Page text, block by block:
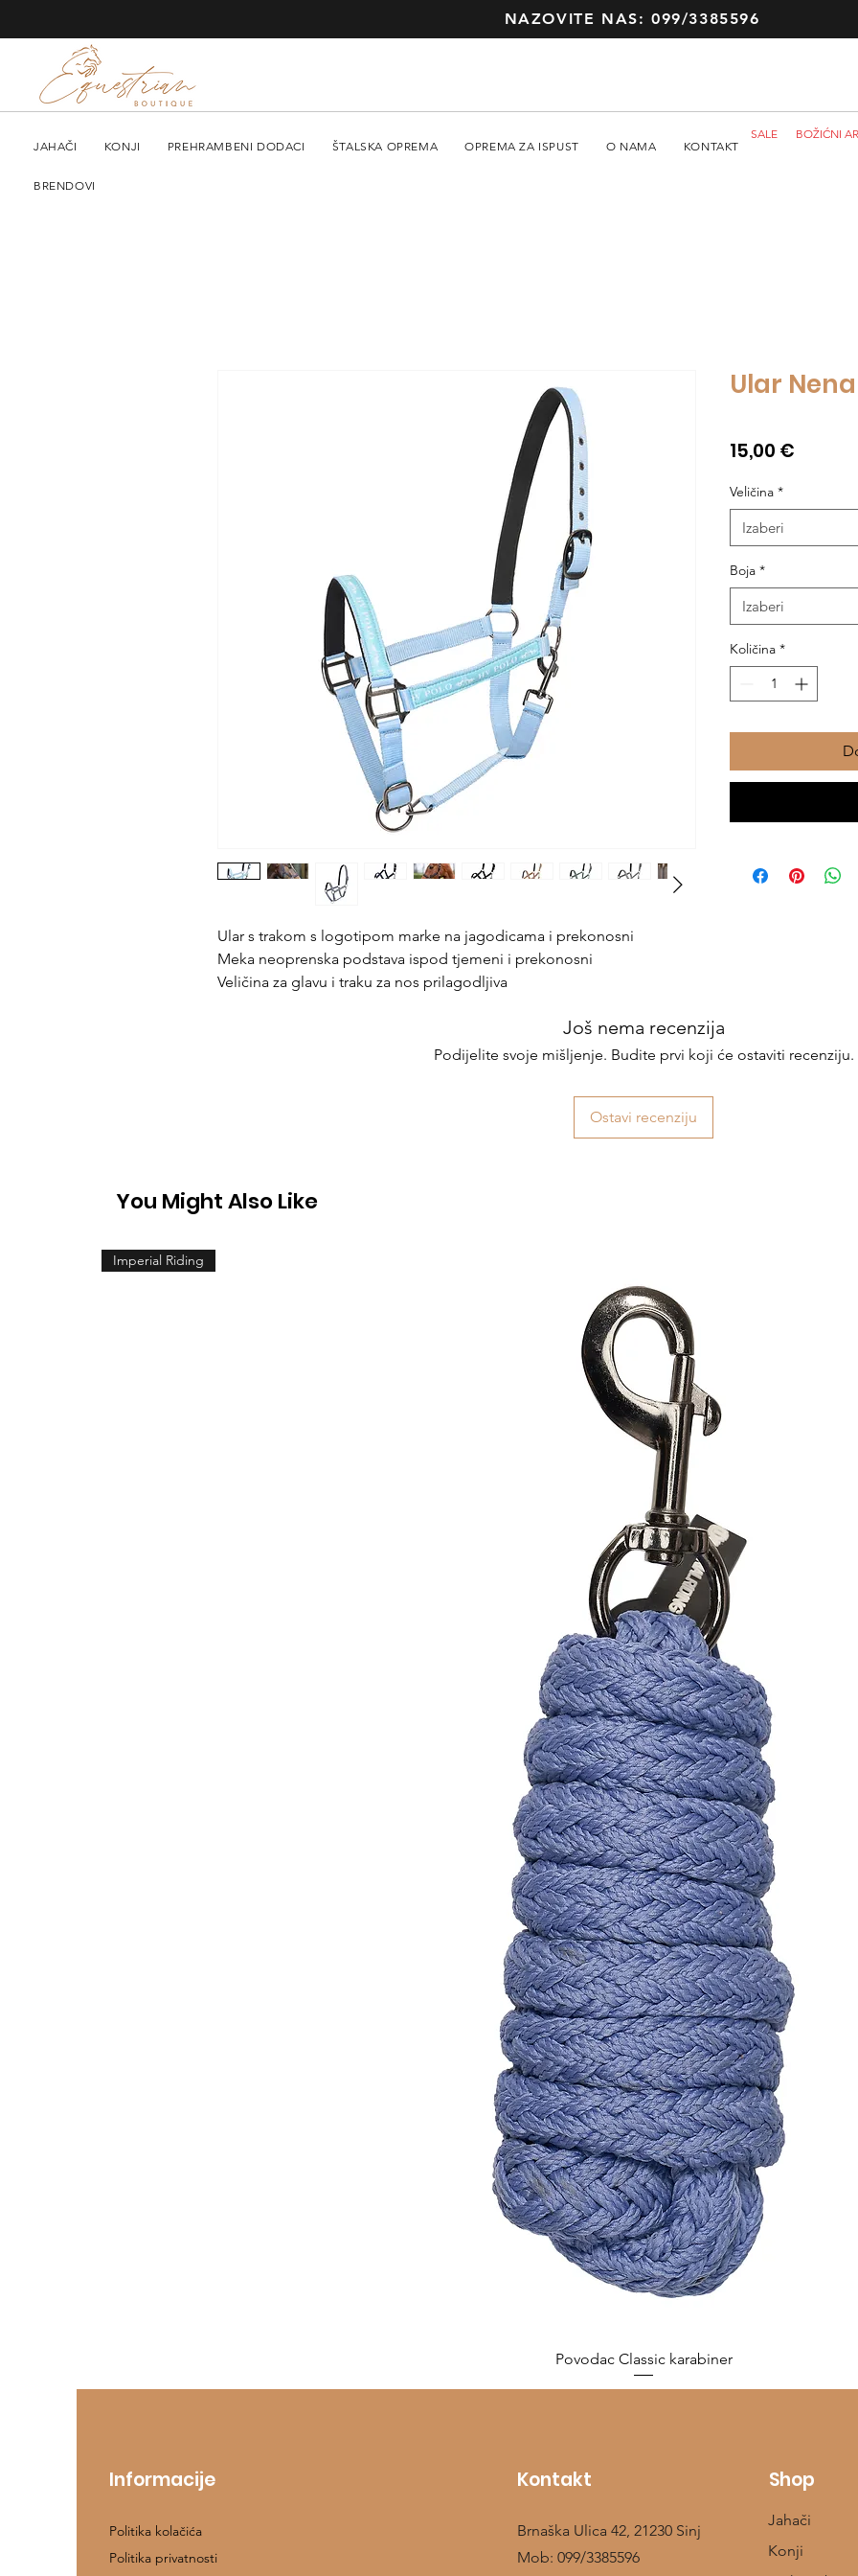
NAZOVITE NAS: 099/3385596
JAHAČI KONJI PREHRAMBENI DODACI ŠTALSKA OPREMA OPREMA ZA ISPUST O NAMA KONTAKT
BRENDOVI
SALE BOŽIĆNI
Ular s trakom s logotipom marke na jagodicama i prekonosni
Meka neoprenska podstava ispod tjemeni i prekonosni
Veličina za glavu i traku za nos prilagodljiva
Ular
15,00 €
Veličina *
Izaberi
Boja *
Izaberi
Količina *
Još nema recenzija
Podijelite svoje mišljenje. Budite prvi koji će ostaviti recenziju.
Ostavi recenziju
You Might Also Like
Imperial Riding
Povodac Classic karabiner
Cijena
10,00 €
Informacije
Politika kolačića
Politika privatnosti
Kontakt
Brnaška Ulica 42, 21230 Sinj
Mob:099/3385596
Shop
Jahači
Konji